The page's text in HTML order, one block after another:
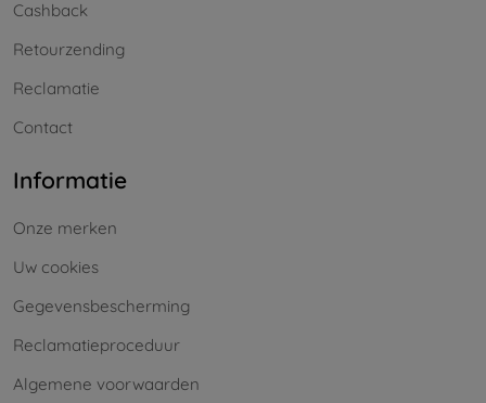
Cashback
Retourzending
Reclamatie
Contact
Informatie
Onze merken
Uw cookies
Gegevensbescherming
Reclamatieproceduur
Algemene voorwaarden